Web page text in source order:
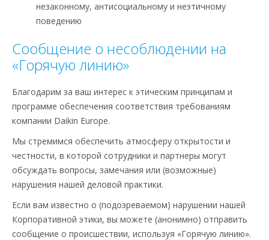
незаконному, антисоциальному и неэтичному
поведению
Сообщение о несоблюдении на
«Горячую линию»
Благодарим за ваш интерес к этическим принципам и
программе обеспечения соответствия требованиям
компании Daikin Europe.
Мы стремимся обеспечить атмосферу открытости и
честности, в которой сотрудники и партнеры могут
обсуждать вопросы, замечания или (возможные)
нарушения нашей деловой практики.
Если вам известно о (подозреваемом) нарушении нашей
Корпоративной этики, вы можете (анонимно) отправить
сообщение о происшествии, используя «Горячую линию».